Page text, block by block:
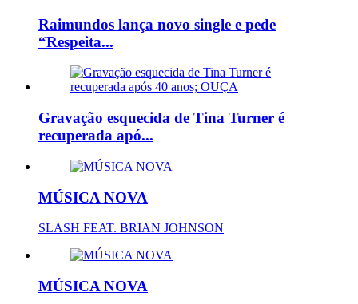
Raimundos lança novo single e pede
“Respeita...
Gravação esquecida de Tina Turner é
recuperada apó...
MÚSICA NOVA
SLASH FEAT. BRIAN JOHNSON
MÚSICA NOVA